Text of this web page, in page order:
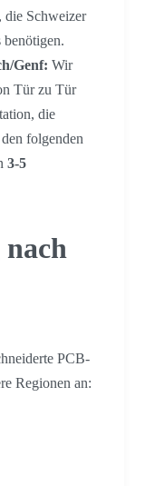
die Schweizer
Genf: Wir
Tür zu Tür
die
folgenden
3-5
PCB-
Regionen an: